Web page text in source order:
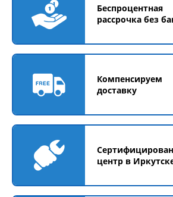
Беспроцентная
рассрочка без
Компенсируем
доставку
центр в